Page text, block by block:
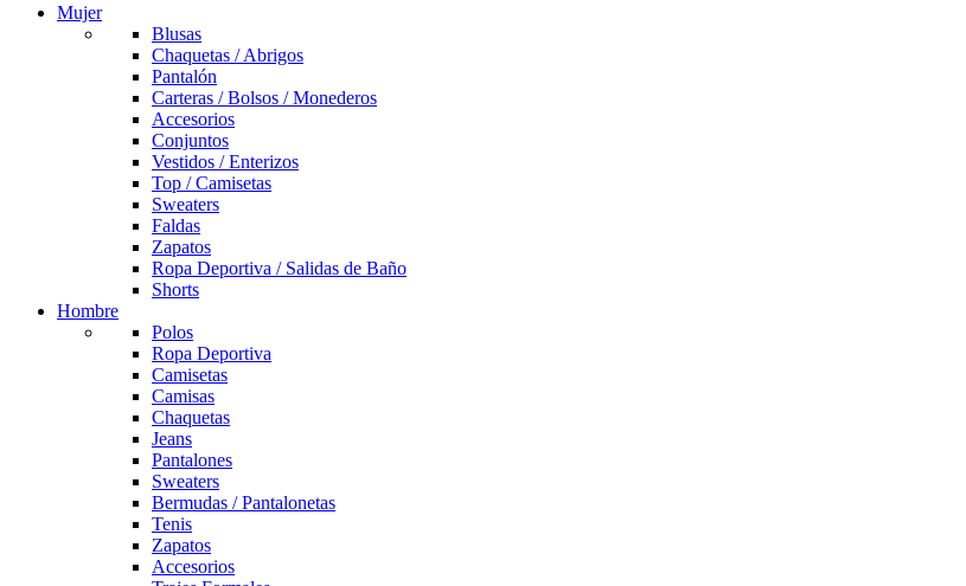
Mujer
Blusas
Chaquetas / Abrigos
Pantalón
Carteras / Bolsos / Monederos
Accesorios
Conjuntos
Vestidos / Enterizos
Top / Camisetas
Sweaters
Faldas
Zapatos
Ropa Deportiva / Salidas de Baño
Shorts
Hombre
Polos
Ropa Deportiva
Camisetas
Camisas
Chaquetas
Jeans
Pantalones
Sweaters
Bermudas / Pantalonetas
Tenis
Zapatos
Accesorios